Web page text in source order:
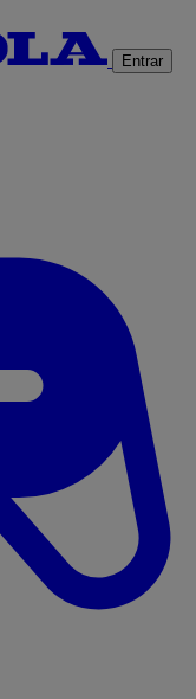
Entrar